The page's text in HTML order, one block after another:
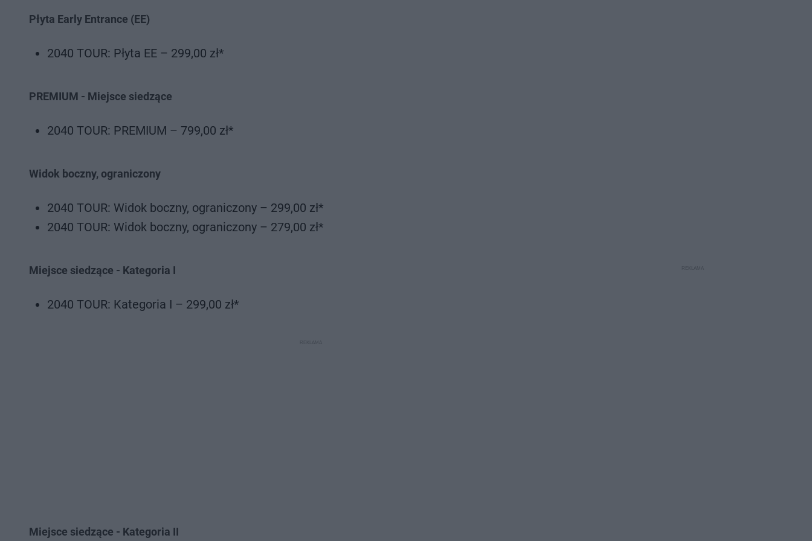
Płyta Early Entrance (EE)
2040 TOUR: Płyta EE – 299,00 zł*
PREMIUM - Miejsce siedzące
2040 TOUR: PREMIUM – 799,00 zł*
Widok boczny, ograniczony
2040 TOUR: Widok boczny, ograniczony – 299,00 zł*
2040 TOUR: Widok boczny, ograniczony – 279,00 zł*
Miejsce siedzące - Kategoria I
2040 TOUR: Kategoria I – 299,00 zł*
Miejsce siedzące - Kategoria II